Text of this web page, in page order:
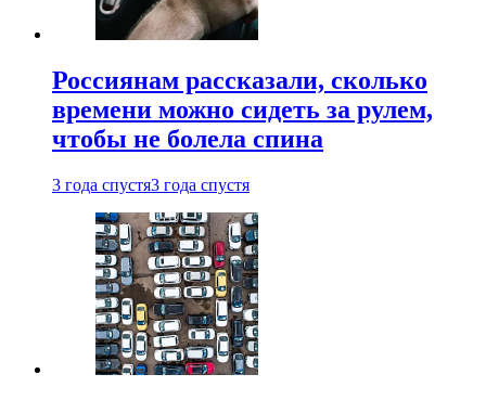
Россиянам рассказали, сколько
времени можно сидеть за рулем,
чтобы не болела спина
3 года спустя3 года спустя